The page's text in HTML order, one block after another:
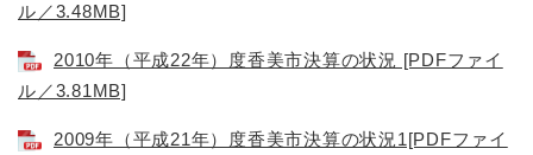
ル／3.48MB]
2010年（平成22年）度香美市決算の状況 [PDFファイ
ル／3.81MB]
2009年（平成21年）度香美市決算の状況1[PDFファイ